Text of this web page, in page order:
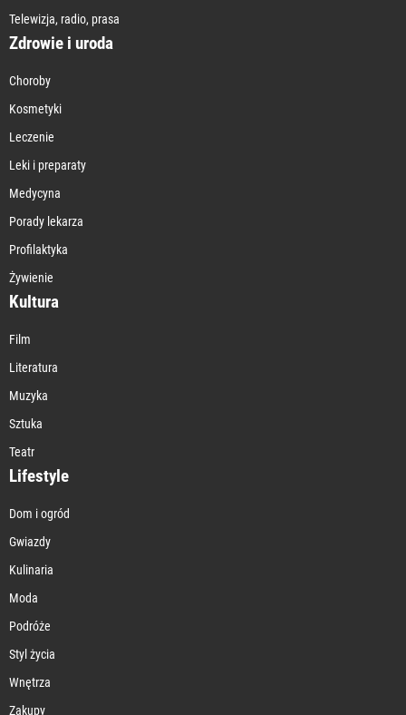
Telewizja, radio, prasa
Zdrowie i uroda
Choroby
Kosmetyki
Leczenie
Leki i preparaty
Medycyna
Porady lekarza
Profilaktyka
Żywienie
Kultura
Film
Literatura
Muzyka
Sztuka
Teatr
Lifestyle
Dom i ogród
Gwiazdy
Kulinaria
Moda
Podróże
Styl życia
Wnętrza
Zakupy